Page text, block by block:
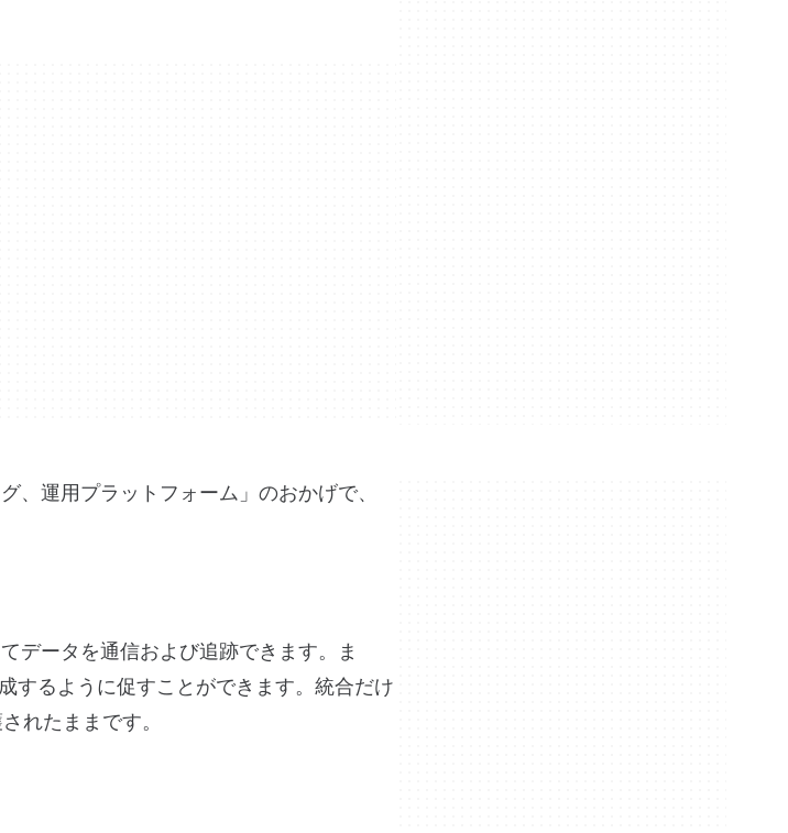
、運用プラットフォーム」のおかげで、
データを通信および追跡できます。ま
するように促すことができます。統合だけ
れたままです。